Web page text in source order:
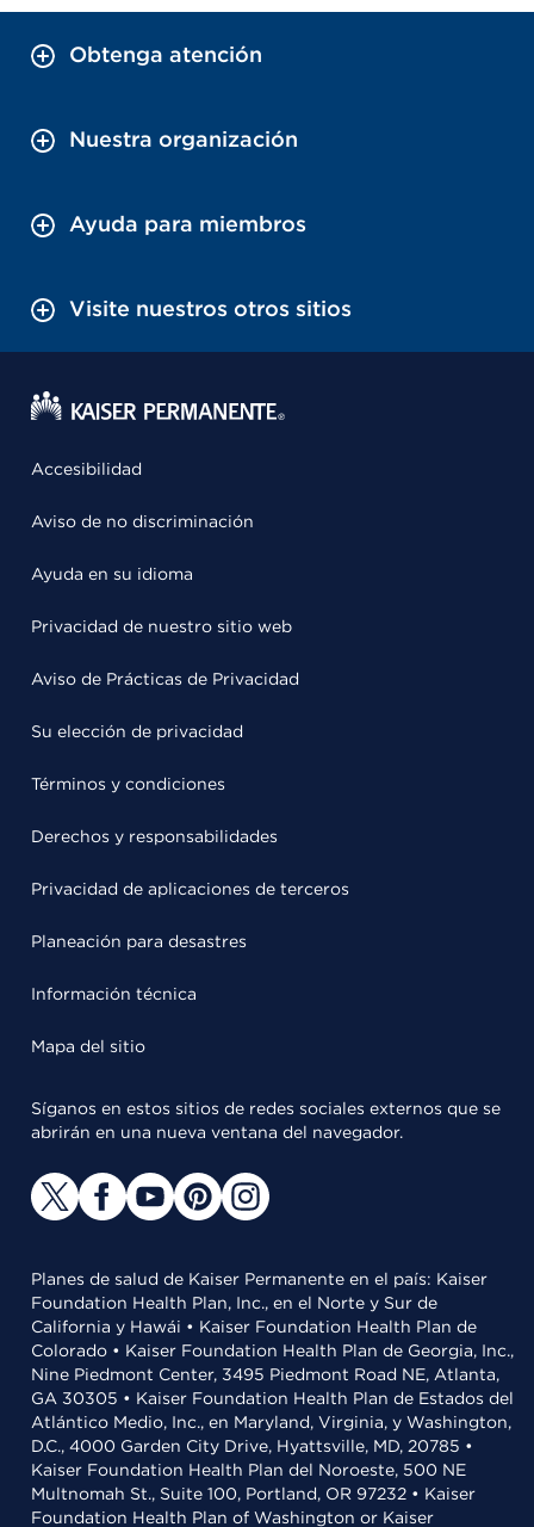
Obtenga atención
Nuestra organización
Ayuda para miembros
Visite nuestros otros sitios
Accesibilidad
Aviso de no discriminación
Ayuda en su idioma
Privacidad de nuestro sitio web
Aviso de Prácticas de Privacidad
Su elección de privacidad
Términos y condiciones
Derechos y responsabilidades
Privacidad de aplicaciones de terceros
Planeación para desastres
Información técnica
Mapa del sitio
Síganos en estos sitios de redes sociales externos que se
abrirán en una nueva ventana del navegador.
Planes de salud de Kaiser Permanente en el país: Kaiser
Foundation Health Plan, Inc., en el Norte y Sur de
California y Hawái • Kaiser Foundation Health Plan de
Colorado • Kaiser Foundation Health Plan de Georgia, Inc.,
Nine Piedmont Center, 3495 Piedmont Road NE, Atlanta,
GA 30305 • Kaiser Foundation Health Plan de Estados del
Atlántico Medio, Inc., en Maryland, Virginia, y Washington,
D.C., 4000 Garden City Drive, Hyattsville, MD, 20785 •
Kaiser Foundation Health Plan del Noroeste, 500 NE
Multnomah St., Suite 100, Portland, OR 97232 • Kaiser
Foundation Health Plan of Washington or Kaiser